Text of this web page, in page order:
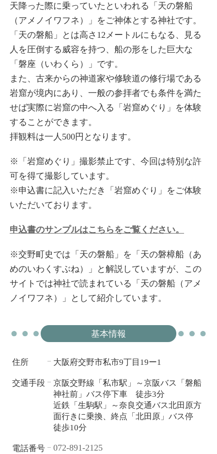
天降った際に乗っていたといわれる「天の磐船
（アメノイワフネ）」をご神体とする神社です。
「天の磐船」とは高さ12メートルにもなる、見る
人を圧倒する威容を持つ、船の形をした巨大な
「磐座（いわくら）」です。
また、古来からの神道家や修験道の修行場である
岩窟が境内にあり、一般の参拝者でも条件を満た
せば実際に岩窟の中へ入る「岩窟めぐり」を体験
することができます。
拝観料は一人500円となります。
※「岩窟めぐり」撮影禁止です、今回は特別な許
可を得て撮影しています。
※申込書に記入いただき「岩窟めぐり」をご体験
いただいております。
申込書のサンプルはこちらをご覧ください。
※交野町史では「天の磐船」を「天の磐樟船（あ
めのいわくすぶね）」と解説していますが、この
サイトでは神社で読まれている「天の磐船（アメ
ノイワフネ）」として紹介しています。
基本情報
住所 ― 大阪府交野市私市9丁目19ー1
交通手段 ―
京阪交野線「私市駅」～京阪バス「磐船
神社前」バス停下車 徒歩3分
近鉄「生駒駅」～奈良交通バス北田原方
面行きに乗換、終点「北田原」バス停
徒歩10分
電話番号 ― 072-891-2125